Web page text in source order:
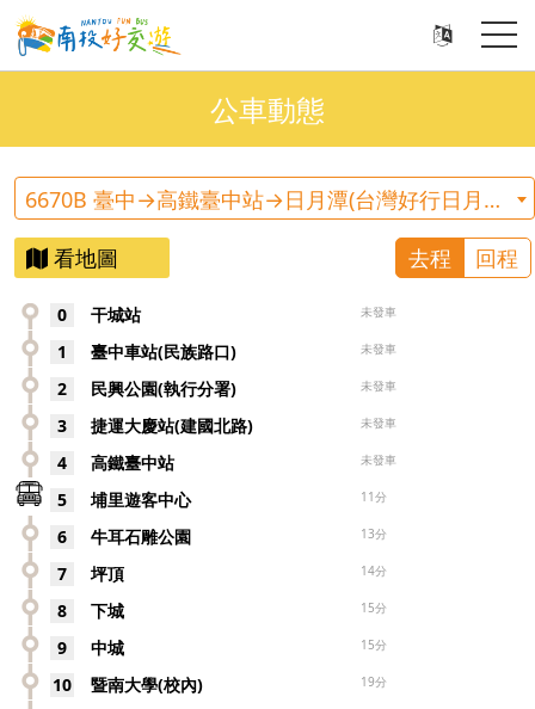
公車動態
6670B 臺中→高鐵臺中站→日月潭(台灣好行日月潭線)
看地圖 去程 回程
0 干城站 未發車
1 臺中車站(民族路口) 未發車
2 民興公園(執行分署) 未發車
3 捷運大慶站(建國北路) 未發車
4 高鐵臺中站 未發車
950-5 埔里遊客中心 11分
6 牛耳石雕公園 13分
7 坪頂 14分
8 下城 15分
9 中城 15分
10 暨南大學(校內) 19分